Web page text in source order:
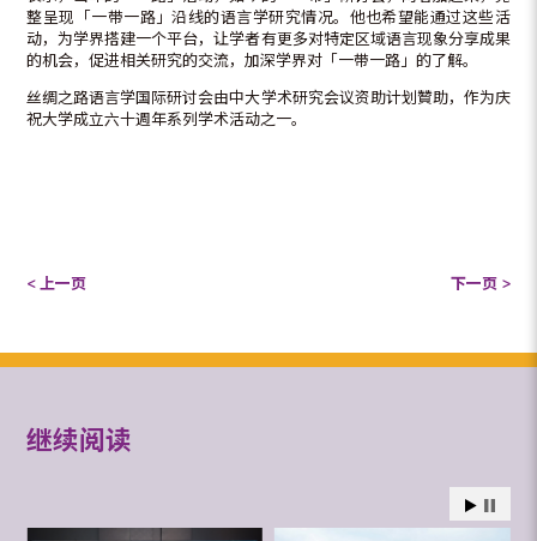
整呈现「一带一路」沿线的语言学研究情况。他也希望能通过这些活
动，为学界搭建一个平台，让学者有更多对特定区域语言现象分享成果
的机会，促进相关研究的交流，加深学界对「一带一路」的了解。
丝绸之路语言学国际研讨会由中大学术研究会议资助计划贊助，作为庆
祝大学成立六十週年系列学术活动之一。
< 上一页 下一页 >
继续阅读